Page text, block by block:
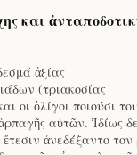
και
ἀξίας
(τριακοσίας
οι ὀλίγοι ποιούσι
αὐτῶν. Ἰδίως
ἔτεσιν ἀνεδέξαντο τον